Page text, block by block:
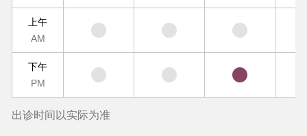
上午
AM
下午
PM
出诊时间以实际为准